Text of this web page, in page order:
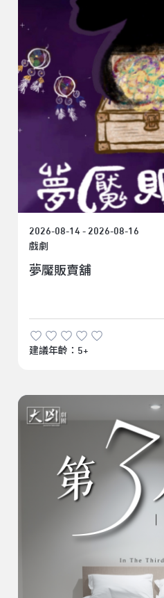
2026-08-14 - 2026-08-16
戲劇
夢魘販賣舖
建議年齡：5+